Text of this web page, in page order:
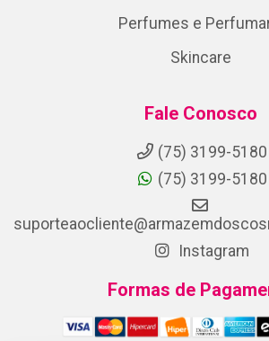
Perfumes e
Skincare
Fale Conosco
(75) 3199-5180
(75) 3199-5180
Instagram
Formas de